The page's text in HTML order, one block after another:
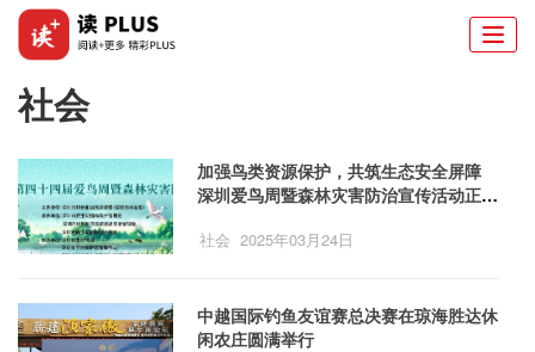
社会
加强鸟类资源保护，共筑生态安全屏障
深圳爱鸟周暨森林灾害防治宣传活动正式
社会 2025年03月24日
中越国际钓鱼友谊赛总决赛在琼海胜达休
闲农庄圆满举行